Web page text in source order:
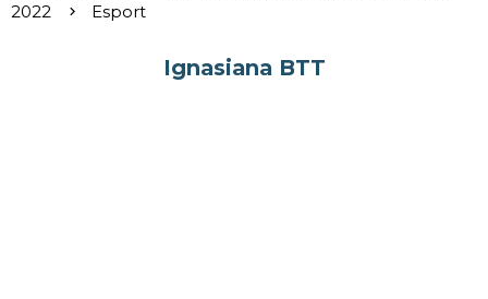
2022
Esport
Ignasiana BTT